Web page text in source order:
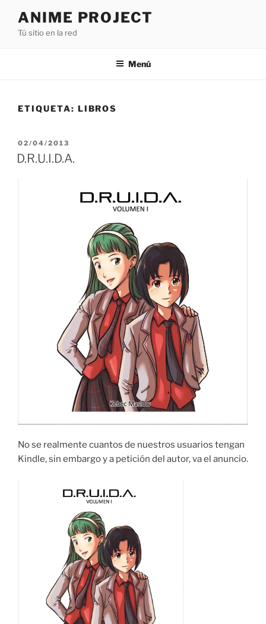
contenido
ANIME PROJECT
Tú sitio en la red
Menú
ETIQUETA: LIBROS
PUBLICADO
EL
02/04/2013
D.R.U.I.D.A.
No se realmente cuantos de nuestros usuarios tengan
Kindle, sin embargo y a petición del autor, va el anuncio.